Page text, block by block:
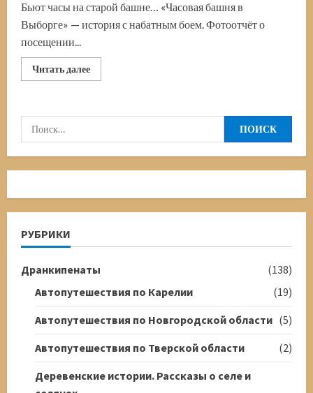
Бьют часы на старой башне… «Часовая башня в
Выборге» — история с набатным боем. Фотоотчёт о
посещении...
Читать далееПрочитать
больше
в
Найти:
РУБРИКИ
Дранкипенаты
(138)
Автопутешествия по Карелии
(19)
Автопутешествия по Новгородской области (5)
Автопутешествия по Тверской области
(2)
Деревенские истории. Рассказы о селе и